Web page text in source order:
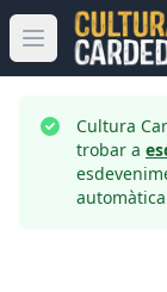
Obrir menú
Cultura
trobar a